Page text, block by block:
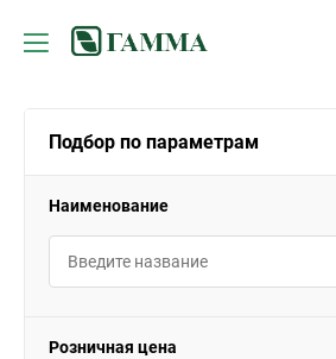
Подбор по параметрам
Наименование
Розничная цена